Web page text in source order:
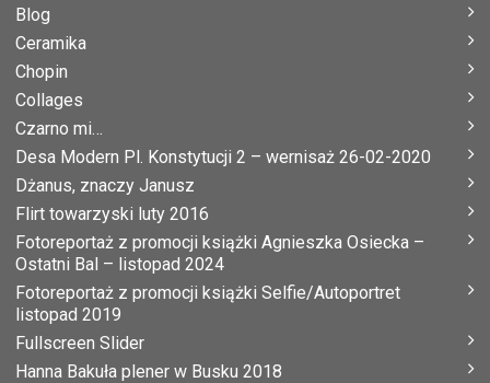
Blog
Ceramika
Chopin
Collages
Czarno mi…
Desa Modern Pl. Konstytucji 2 – wernisaż 26-02-2020
Dżanus, znaczy Janusz
Flirt towarzyski luty 2016
Fotoreportaż z promocji książki Agnieszka Osiecka –
Ostatni Bal – listopad 2024
Fotoreportaż z promocji książki Selfie/Autoportret
listopad 2019
Fullscreen Slider
Hanna Bakuła plener w Busku 2018